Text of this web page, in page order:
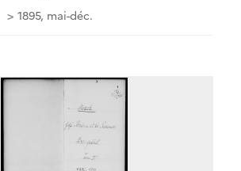
1895, mai-déc.